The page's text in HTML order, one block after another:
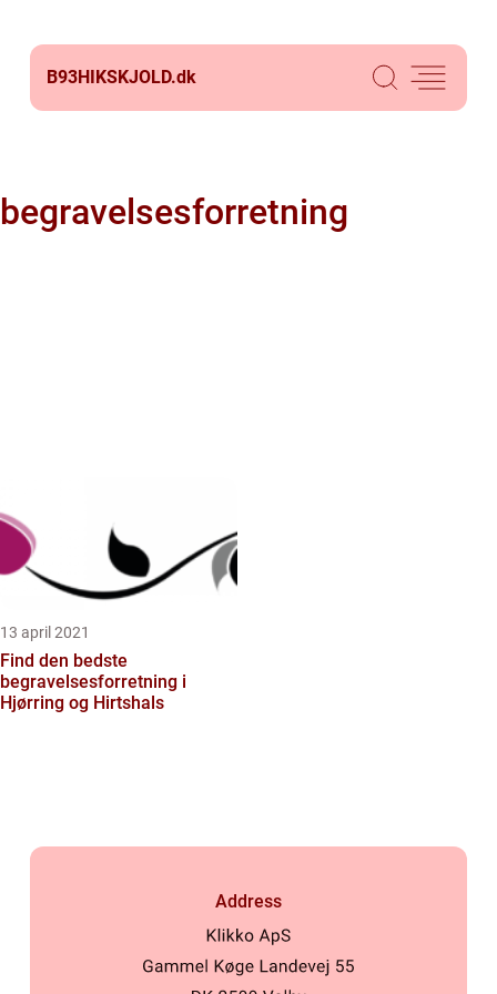
B93HIKSKJOLD.dk
begravelsesforretning
13 april 2021
Find den bedste
begravelsesforretning i
Hjørring og Hirtshals
Address